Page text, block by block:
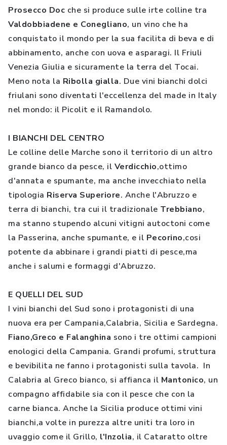
Prosecco Doc che si produce sulle irte colline tra
Valdobbiadene e Conegliano, un vino che ha
conquistato il mondo per la sua facilita di beva e di
abbinamento, anche con uova e asparagi. Il Friuli
Venezia Giulia e sicuramente la terra del Tocai.
Meno nota la Ribolla gialla. Due vini bianchi dolci
friulani sono diventati l'eccellenza del made in Italy
nel mondo: il Picolit e il Ramandolo.
I BIANCHI DEL CENTRO
Le colline delle Marche sono il territorio di un altro
grande bianco da pesce, il Verdicchio,ottimo
d'annata e spumante, ma anche invecchiato nella
tipologia Riserva Superiore. Anche l'Abruzzo e
terra di bianchi, tra cui il tradizionale Trebbiano,
ma stanno stupendo alcuni vitigni autoctoni come
la Passerina, anche spumante, e il Pecorino,cosi
potente da abbinare i grandi piatti di pesce,ma
anche i salumi e formaggi d'Abruzzo.
E QUELLI DEL SUD
I vini bianchi del Sud sono i protagonisti di una
nuova era per Campania,Calabria, Sicilia e Sardegna.
Fiano,Greco e Falanghina sono i tre ottimi campioni
enologici della Campania. Grandi profumi, struttura
e bevibilita ne fanno i protagonisti sulla tavola. In
Calabria al Greco bianco, si affianca il Mantonico, un
compagno affidabile sia con il pesce che con la
carne bianca. Anche la Sicilia produce ottimi vini
bianchi,a volte in purezza altre uniti tra loro in
uvaggio come il Grillo, l'Inzolia, il Cataratto oltre